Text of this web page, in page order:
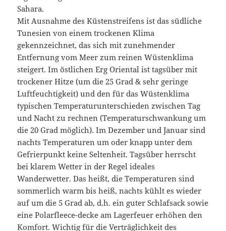
Sahara.
Mit Ausnahme des Küstenstreifens ist das südliche
Tunesien von einem trockenen Klima
gekennzeichnet, das sich mit zunehmender
Entfernung vom Meer zum reinen Wüstenklima
steigert. Im östlichen Erg Oriental ist tagsüber mit
trockener Hitze (um die 25 Grad & sehr geringe
Luftfeuchtigkeit) und den für das Wüstenklima
typischen Temperaturunterschieden zwischen Tag
und Nacht zu rechnen (Temperaturschwankung um
die 20 Grad möglich). Im Dezember und Januar sind
nachts Temperaturen um oder knapp unter dem
Gefrierpunkt keine Seltenheit. Tagsüber herrscht
bei klarem Wetter in der Regel ideales
Wanderwetter. Das heißt, die Temperaturen sind
sommerlich warm bis heiß, nachts kühlt es wieder
auf um die 5 Grad ab, d.h. ein guter Schlafsack sowie
eine Polarfleece-decke am Lagerfeuer erhöhen den
Komfort. Wichtig für die Verträglichkeit des